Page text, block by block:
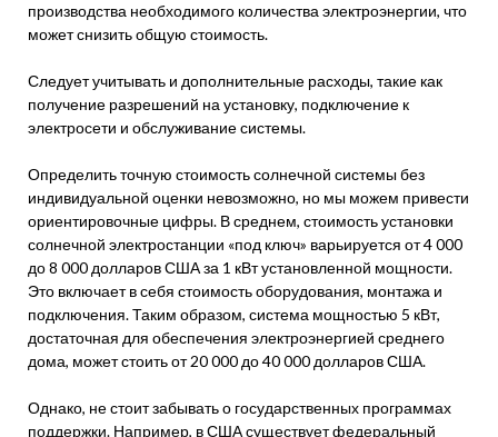
производства необходимого количества электроэнергии, что
может снизить общую стоимость.
Следует учитывать и дополнительные расходы, такие как
получение разрешений на установку, подключение к
электросети и обслуживание системы.
Определить точную стоимость солнечной системы без
индивидуальной оценки невозможно, но мы можем привести
ориентировочные цифры. В среднем, стоимость установки
солнечной электростанции «под ключ» варьируется от 4 000
до 8 000 долларов США за 1 кВт установленной мощности.
Это включает в себя стоимость оборудования, монтажа и
подключения. Таким образом, система мощностью 5 кВт,
достаточная для обеспечения электроэнергией среднего
дома, может стоить от 20 000 до 40 000 долларов США.
Однако, не стоит забывать о государственных программах
поддержки. Например, в США существует федеральный